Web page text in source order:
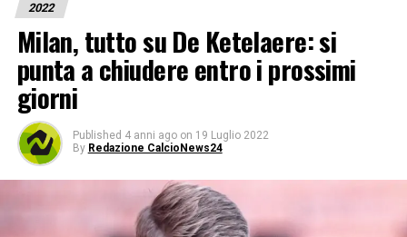
2022
Milan, tutto su De Ketelaere: si
punta a chiudere entro i prossimi
giorni
Published 4 anni ago on 19 Luglio 2022
By Redazione CalcioNews24